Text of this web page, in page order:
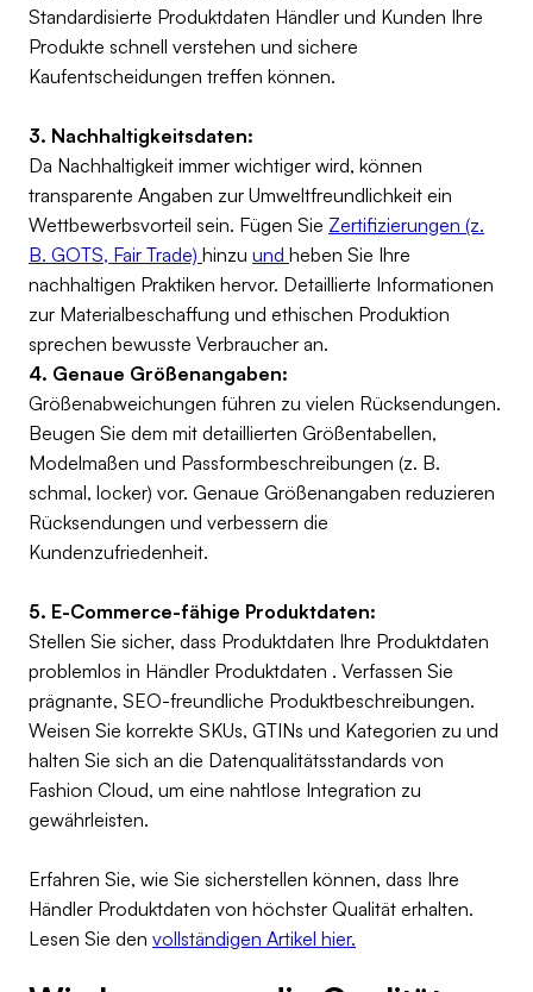
Standardisierte Produktdaten Händler und Kunden Ihre
Produkte schnell verstehen und sichere
Kaufentscheidungen treffen können.
3. Nachhaltigkeitsdaten:
Da Nachhaltigkeit immer wichtiger wird, können
transparente Angaben zur Umweltfreundlichkeit ein
Wettbewerbsvorteil sein. Fügen Sie Zertifizierungen (z.
B. GOTS, Fair Trade) hinzu und heben Sie Ihre
nachhaltigen Praktiken hervor. Detaillierte Informationen
zur Materialbeschaffung und ethischen Produktion
sprechen bewusste Verbraucher an.
4. Genaue Größenangaben:
Größenabweichungen führen zu vielen Rücksendungen.
Beugen Sie dem mit detaillierten Größentabellen,
Modelmaßen und Passformbeschreibungen (z. B.
schmal, locker) vor. Genaue Größenangaben reduzieren
Rücksendungen und verbessern die
Kundenzufriedenheit.
5. E-Commerce-fähige Produktdaten:
Stellen Sie sicher, dass Produktdaten Ihre Produktdaten
problemlos in Händler Produktdaten . Verfassen Sie
prägnante, SEO-freundliche Produktbeschreibungen.
Weisen Sie korrekte SKUs, GTINs und Kategorien zu und
halten Sie sich an die Datenqualitätsstandards von
Fashion Cloud, um eine nahtlose Integration zu
gewährleisten.
Erfahren Sie, wie Sie sicherstellen können, dass Ihre
Händler Produktdaten von höchster Qualität erhalten.
Lesen Sie den vollständigen Artikel hier.